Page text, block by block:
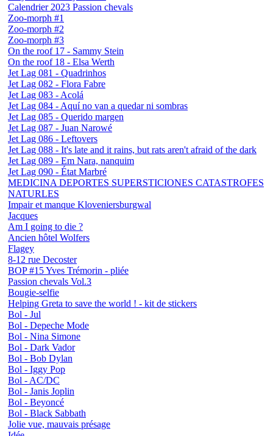
Calendrier 2023 Passion chevals
Zoo-morph #1
Zoo-morph #2
Zoo-morph #3
On the roof 17 - Sammy Stein
On the roof 18 - Elsa Werth
Jet Lag 081 - Quadrinhos
Jet Lag 082 - Flora Fabre
Jet Lag 083 - Acolá
Jet Lag 084 - Aquí no van a quedar ni sombras
Jet Lag 085 - Querido margen
Jet Lag 087 - Juan Narowé
Jet Lag 086 - Leftovers
Jet Lag 088 - It's late and it rains, but rats aren't afraid of the dark
Jet Lag 089 - Em Nara, nanquim
Jet Lag 090 - État Marbré
MEDICINA DEPORTES SUPERSTICIONES CATASTROFES
NATURLES
Impair et manque Kloveniersburgwal
Jacques
Am I going to die ?
Ancien hôtel Wolfers
Flagey
8-12 rue Decoster
BOP #15 Yves Trémorin - pliée
Passion chevals Vol.3
Bougie-selfie
Helping Greta to save the world ! - kit de stickers
Bol - Jul
Bol - Depeche Mode
Bol - Nina Simone
Bol - Dark Vador
Bol - Bob Dylan
Bol - Iggy Pop
Bol - AC/DC
Bol - Janis Joplin
Bol - Beyoncé
Bol - Black Sabbath
Jolie vue, mauvais présage